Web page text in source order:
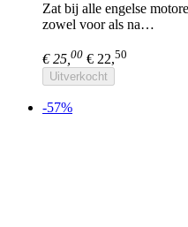
Zat bij alle engelse
zowel voor als na…
€ 25, 00 € 22,50
Uitverkocht
-57%